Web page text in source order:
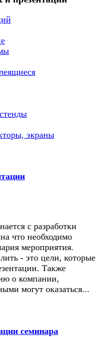
экраны
с разработки
что необходимо
мероприятия.
- это цели, которые
Также
о компании,
могут оказаться...
семинара